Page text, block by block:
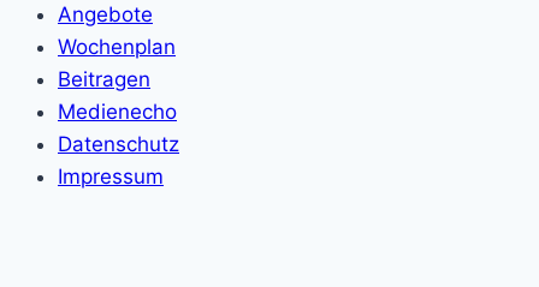
Angebote
Wochenplan
Beitragen
Medienecho
Datenschutz
Impressum